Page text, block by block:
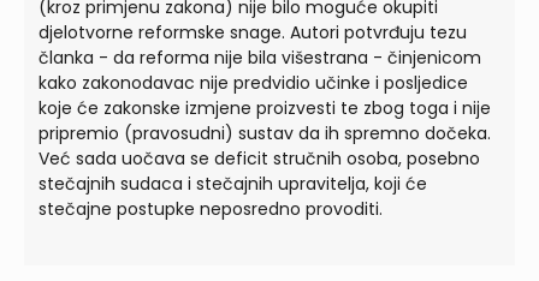
(kroz primjenu zakona) nije bilo moguće okupiti
djelotvorne reformske snage. Autori potvrđuju tezu
članka - da reforma nije bila višestrana - činjenicom
kako zakonodavac nije predvidio učinke i posljedice
koje će zakonske izmjene proizvesti te zbog toga i nije
pripremio (pravosudni) sustav da ih spremno dočeka.
Već sada uočava se deficit stručnih osoba, posebno
stečajnih sudaca i stečajnih upravitelja, koji će
stečajne postupke neposredno provoditi.